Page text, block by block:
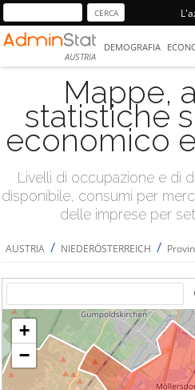
AUSTRIA
DEMOGRAFIA
Mappe,
statistiche
economico
Livelli di occupazione e di
disponibile, consumi per
delle imprese per
AUSTRIA / NIEDERÖSTERREICH /